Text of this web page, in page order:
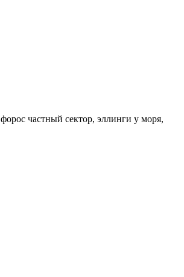
частный сектор, эллинги у моря,